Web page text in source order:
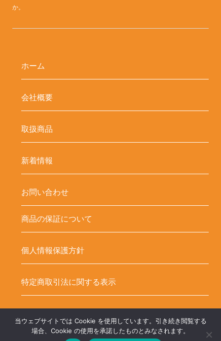
か。
ホーム
会社概要
取扱商品
新着情報
お問い合わせ
商品の保証について
個人情報保護方針
特定商取引法に関する表示
Copyright © LED-HUBオンラインショップ – LEDテープ関連商品. All
当ウェブサイトでは Cookie を使用しています。引き続き閲覧する
場合、Cookie の使用を承諾したものとみなされます。